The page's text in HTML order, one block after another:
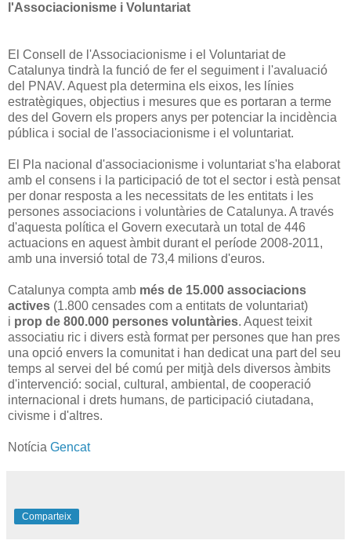
l'Associacionisme i Voluntariat
El Consell de l'Associacionisme i el Voluntariat de
Catalunya tindrà la funció de fer el seguiment i l'avaluació
del PNAV. Aquest pla determina els eixos, les línies
estratègiques, objectius i mesures que es portaran a terme
des del Govern els propers anys per potenciar la incidència
pública i social de l'associacionisme i el voluntariat.
El Pla nacional d'associacionisme i voluntariat s'ha elaborat
amb el consens i la participació de tot el sector i està pensat
per donar resposta a les necessitats de les entitats i les
persones associacions i voluntàries de Catalunya. A través
d'aquesta política el Govern executarà un total de 446
actuacions en aquest àmbit durant el període 2008-2011,
amb una inversió total de 73,4 milions d'euros.
Catalunya compta amb més de 15.000 associacions
actives (1.800 censades com a entitats de voluntariat)
i prop de 800.000 persones voluntàries. Aquest teixit
associatiu ric i divers està format per persones que han pres
una opció envers la comunitat i han dedicat una part del seu
temps al servei del bé comú per mitjà dels diversos àmbits
d'intervenció: social, cultural, ambiental, de cooperació
internacional i drets humans, de participació ciutadana,
civisme i d'altres.
Notícia Gencat
Comparteix